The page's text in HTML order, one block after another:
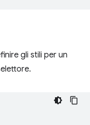
gli stili per un